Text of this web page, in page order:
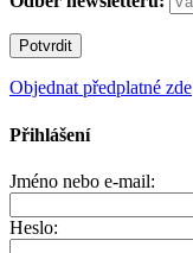
Objednat předplatné zde
Přihlášení
Jméno nebo e-mail:
Heslo: